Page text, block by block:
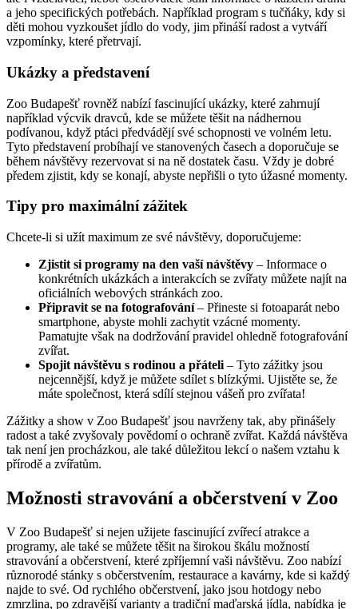
a jeho specifických potřebách. Například program s tučňáky, kdy si
děti mohou vyzkoušet jídlo do vody, jim přináší radost a vytváří
vzpomínky, které přetrvají.
Ukázky a představení
Zoo Budapešť rovněž nabízí fascinující ukázky, které zahrnují
například výcvik dravců, kde se můžete těšit na nádhernou
podívanou, když ptáci předvádějí své schopnosti ve volném letu.
Tyto představení probíhají ve stanovených časech a doporučuje se
během návštěvy rezervovat si na ně dostatek času. Vždy je dobré
předem zjistit, kdy se konají, abyste nepřišli o tyto úžasné momenty.
Tipy pro maximální zážitek
Chcete-li si užít maximum ze své návštěvy, doporučujeme:
Zjistit si programy na den vaší návštěvy – Informace o
konkrétních ukázkách a interakcích se zvířaty můžete najít na
oficiálních webových stránkách zoo.
Připravit se na fotografování– Přineste si fotoaparát nebo
smartphone, abyste mohli zachytit vzácné momenty.
Pamatujte však na dodržování pravidel ohledně fotografování
zvířat.
Spojit návštěvu s rodinou a přáteli – Tyto zážitky jsou
nejcennější, když je můžete sdílet s blízkými. Ujistěte se, že
máte společnost, která sdílí stejnou vášeň pro zvířata!
Zážitky a show v Zoo Budapešť jsou navrženy tak, aby přinášely
radost a také zvyšovaly povědomí o ochraně zvířat. Každá návštěva
tak není jen procházkou, ale také důležitou lekcí o našem vztahu k
přírodě a zvířatům.
Možnosti stravování a občerstvení v Zoo
V Zoo Budapešť si nejen užijete fascinující zvířecí atrakce a
programy, ale také se můžete těšit na širokou škálu možností
stravování a občerstvení, které zpříjemní vaši návštěvu. Zoo nabízí
různorodé stánky s občerstvením, restaurace a kavárny, kde si každý
najde to své. Od rychlého občerstvení, jako jsou hotdogy nebo
zmrzlina, po zdravější varianty a tradiční maďarská jídla, nabídka je